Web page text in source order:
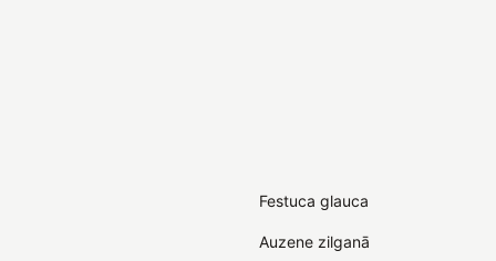
Festuca glauca
Auzene zilganā